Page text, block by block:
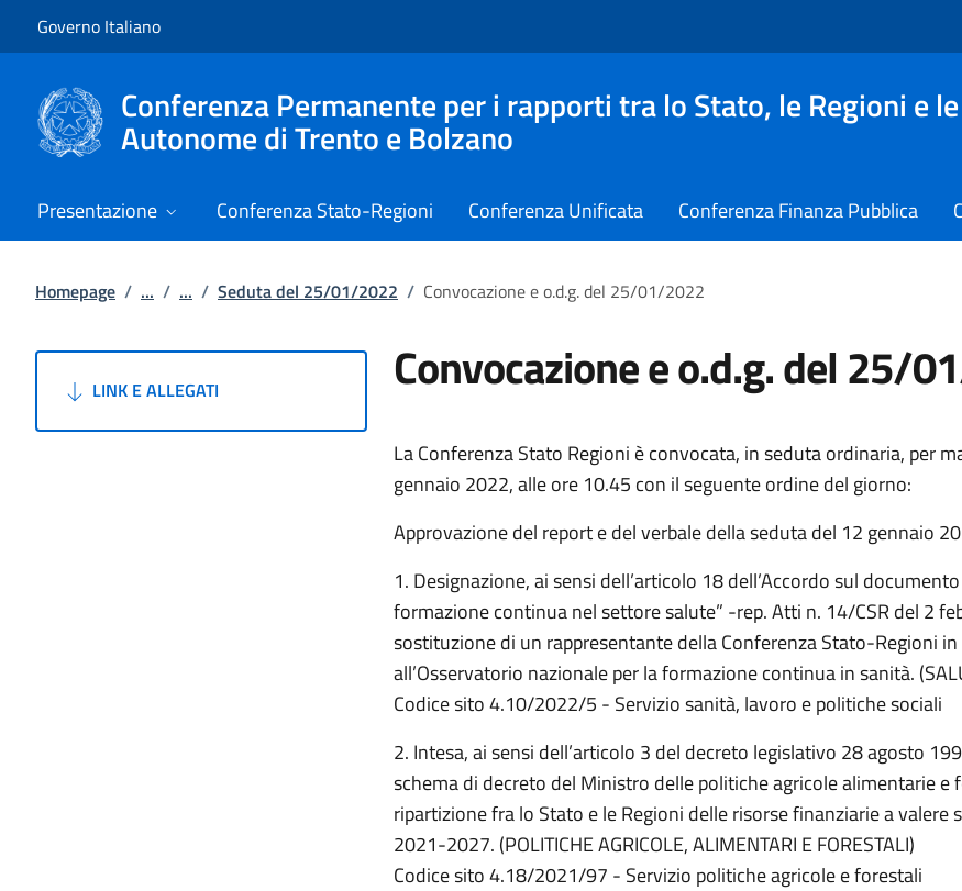
Governo Italiano
Conferenza Permanente per i rapporti tra lo Stato, le Regioni e
Autonome di Trento e Bolzano
Presentazione Conferenza Stato-Regioni Conferenza Unificata Conferenza Finanza Pubblica
Homepage / ... / ... / Seduta del 25/01/2022 / Convocazione e o.d.g. del 25/01/2022
LINK E ALLEGATI Convocazione e o.d.g. del 25/
La Conferenza Stato Regioni è convocata, in seduta ordinaria, per
gennaio 2022, alle ore 10.45 con il seguente ordine del giorno:
Approvazione del report e del verbale della seduta del 12 gennaio
1. Designazione, ai sensi dell’articolo 18 dell’Accordo sul
formazione continua nel settore salute” -rep. Atti n. 14/CSR del 2
sostituzione di un rappresentante della Conferenza Stato-Regioni in
all’Osservatorio nazionale per la formazione continua in sanità.
Codice sito 4.10/2022/5 - Servizio sanità, lavoro e politiche sociali
2. Intesa, ai sensi dell’articolo 3 del decreto legislativo 28 agosto
schema di decreto del Ministro delle politiche agricole alimentarie e
ripartizione fra lo Stato e le Regioni delle risorse finanziarie a valere
2021-2027. (POLITICHE AGRICOLE, ALIMENTARI E FORESTALI)
Codice sito 4.18/2021/97 - Servizio politiche agricole e forestali